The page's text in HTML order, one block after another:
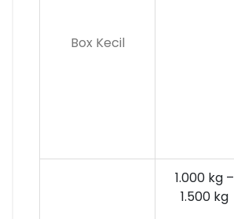
Box Kecil
1.000 kg –
1.500 kg